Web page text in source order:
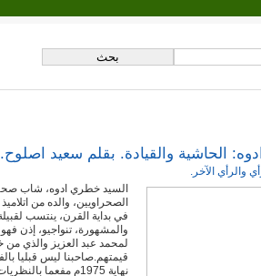
»
الحاشية والقيادة. بقلم سعيد اصلوح.
والرأي الآخر.
السيد خطري ادوه، شاب
الصحراويين، والده من
في بداية القرن، ينتسب
والمشهورة، تنواجيو، إذن
لمحمد عبد العزيز والذي من
قيمتهم.صاحبنا ليس قبليا
نهاية 1975م مفعما